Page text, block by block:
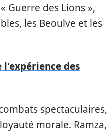
Guerre des Lions »,
les Beoulve et les
l'expérience des
spectaculaires,
morale. Ramza,